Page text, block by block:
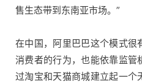
售生态带到东南亚市场。”
在中国，阿里巴巴这个模式很
消费者的行为，也能依靠监管
过淘宝和天猫商城建立起一个